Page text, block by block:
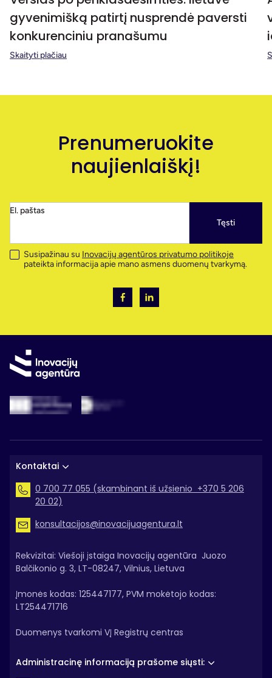
gyvenimišką patirtį nusprendė paversti
konkurenciniu pranašumu
Skaityti plačiau
Prenumeruokite
naujienlaiškį!
El. paštas
Tęsti
Susipažinau su Inovacijų agentūros privatumo politikoje
pateikta informacija apie mano asmens duomenų tvarkymą.
Kontaktai
0 700 77 055 (skambinant iš užsienio +370 5 206
20 02)
konsultacijos@inovacijuagentura.lt
Rekvizitai: Viešoji įstaiga Inovacijų agentūra Juozo
Balčikonio g. 3, LT-08247, Vilnius, Lietuva
Įmonės kodas: 125447177, PVM mokėtojo kodas:
LT254471716
Duomenys tvarkomi VĮ Registrų centras
Administracinę informaciją prašome siųsti: